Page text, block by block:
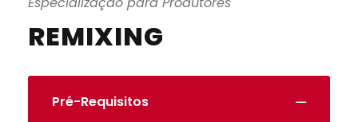
REMIXING
Pré-Requisitos